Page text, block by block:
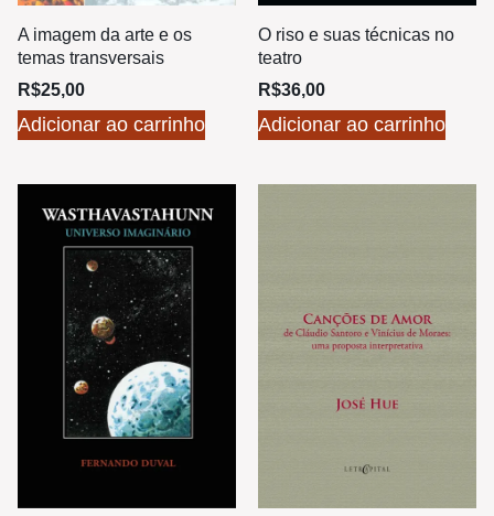
A imagem da arte e os
temas transversais
R$25,00
Adicionar ao carrinho
O riso e suas técnicas no
teatro
R$36,00
Adicionar ao carrinho